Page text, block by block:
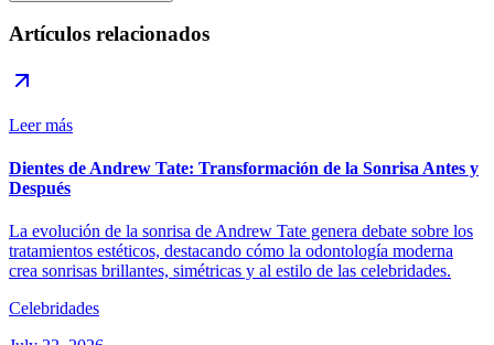
Artículos relacionados
Leer más
Dientes de Andrew Tate: Transformación de la Sonrisa Antes y
Después
La evolución de la sonrisa de Andrew Tate genera debate sobre los
tratamientos estéticos, destacando cómo la odontología moderna
crea sonrisas brillantes, simétricas y al estilo de las celebridades.
Celebridades